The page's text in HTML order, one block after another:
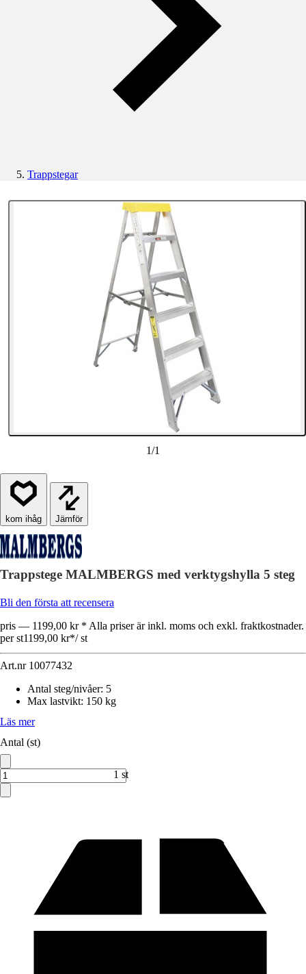
Trappstegar
1/1
Jämför
Trappstege MALMBERGS med verktygshylla 5 steg
Bli den första att recensera
pris — 1199,00 kr * Alla priser är inkl. moms och exkl. fraktkostnader.
per st1199,00 kr*/ st
Art.nr 10077432
Antal steg/nivåer: 5
Max lastvikt: 150 kg
Läs mer
Antal (st)
1 st